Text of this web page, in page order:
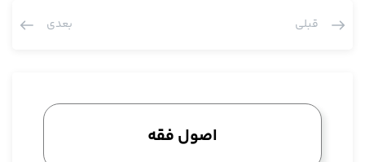
قبلی بعدی
اصول فقه